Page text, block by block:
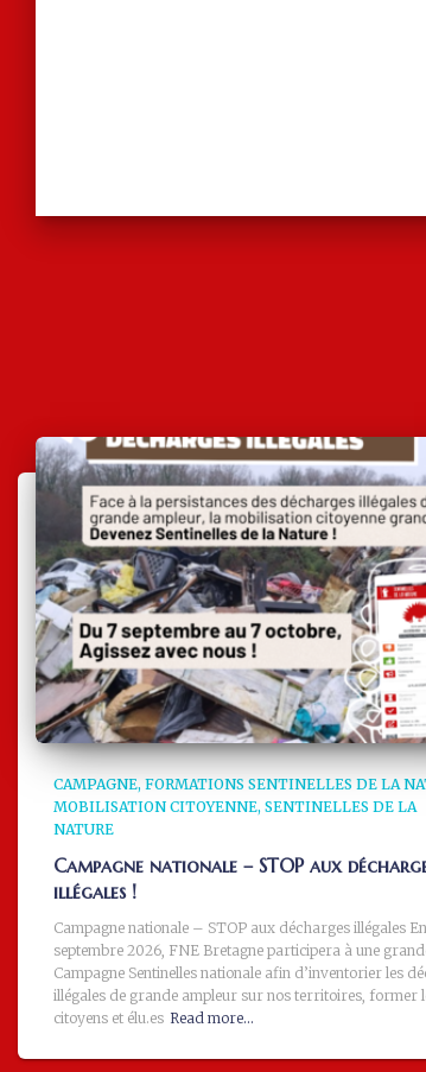
CAMPAGNE FORMATIONS SENTINELLES DE LA
MOBILISATION CITOYENNE SENTINELLES DE LA
NATURE
Campagne nationale – STOP aux
illégales !
Campagne nationale – STOP aux décharges illégales En
septembre 2026, FNE Bretagne participera à une
Campagne Sentinelles nationale afin d’inventorier les
illégales de grande ampleur sur nos territoires, former
citoyens et élu.es Read more…